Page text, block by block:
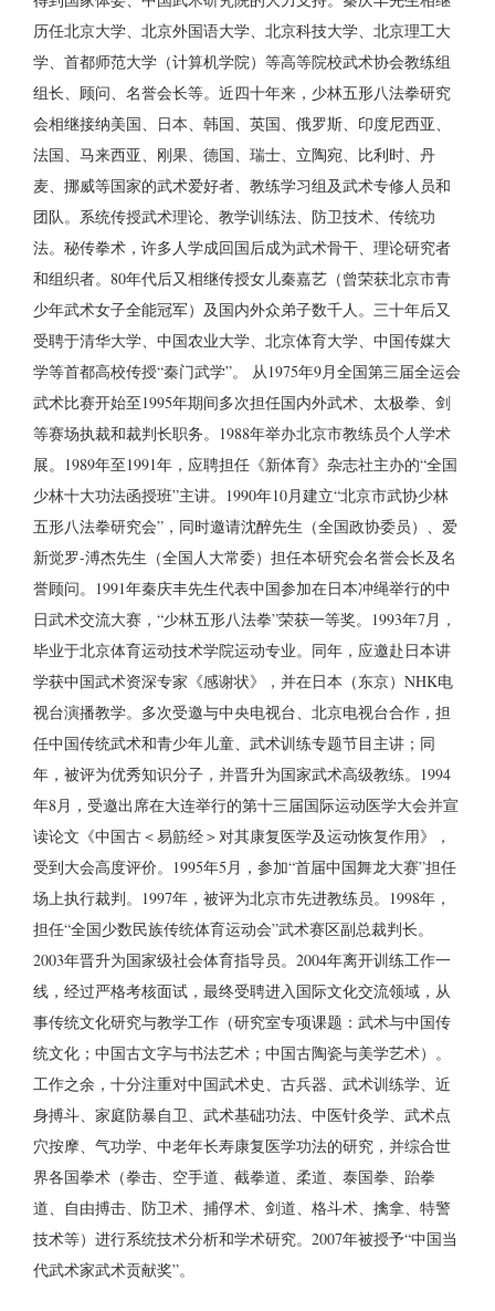
历任北京大学、北京外国语大学、北京科技大学、北京理工大
学、首都师范大学（计算机学院）等高等院校武术协会教练组
组长、顾问、名誉会长等。近四十年来，少林五形八法拳研究
会相继接纳美国、日本、韩国、英国、俄罗斯、印度尼西亚、
法国、马来西亚、刚果、德国、瑞士、立陶宛、比利时、丹
麦、挪威等国家的武术爱好者、教练学习组及武术专修人员和
团队。系统传授武术理论、教学训练法、防卫技术、传统功
法。秘传拳术，许多人学成回国后成为武术骨干、理论研究者
和组织者。80年代后又相继传授女儿秦嘉艺（曾荣获北京市青
少年武术女子全能冠军）及国内外众弟子数千人。三十年后又
受聘于清华大学、中国农业大学、北京体育大学、中国传媒大
学等首都高校传授“秦门武学”。 从1975年9月全国第三届全运会
武术比赛开始至1995年期间多次担任国内外武术、太极拳、剑
等赛场执裁和裁判长职务。1988年举办北京市教练员个人学术
展。1989年至1991年，应聘担任《新体育》杂志社主办的“全国
少林十大功法函授班”主讲。1990年10月建立“北京市武协少林
五形八法拳研究会”，同时邀请沈醉先生（全国政协委员）、爱
新觉罗-溥杰先生（全国人大常委）担任本研究会名誉会长及名
誉顾问。1991年秦庆丰先生代表中国参加在日本冲绳举行的中
日武术交流大赛，“少林五形八法拳”荣获一等奖。1993年7月，
毕业于北京体育运动技术学院运动专业。同年，应邀赴日本讲
学获中国武术资深专家《感谢状》，并在日本（东京）NHK电
视台演播教学。多次受邀与中央电视台、北京电视台合作，担
任中国传统武术和青少年儿童、武术训练专题节目主讲；同
年，被评为优秀知识分子，并晋升为国家武术高级教练。1994
年8月，受邀出席在大连举行的第十三届国际运动医学大会并宣
读论文《中国古＜易筋经＞对其康复医学及运动恢复作用》，
受到大会高度评价。1995年5月，参加“首届中国舞龙大赛”担任
场上执行裁判。1997年，被评为北京市先进教练员。1998年，
担任“全国少数民族传统体育运动会”武术赛区副总裁判长。
2003年晋升为国家级社会体育指导员。2004年离开训练工作一
线，经过严格考核面试，最终受聘进入国际文化交流领域，从
事传统文化研究与教学工作（研究室专项课题：武术与中国传
统文化；中国古文字与书法艺术；中国古陶瓷与美学艺术）。
工作之余，十分注重对中国武术史、古兵器、武术训练学、近
身搏斗、家庭防暴自卫、武术基础功法、中医针灸学、武术点
穴按摩、气功学、中老年长寿康复医学功法的研究，并综合世
界各国拳术（拳击、空手道、截拳道、柔道、泰国拳、跆拳
道、自由搏击、防卫术、捕俘术、剑道、格斗术、擒拿、特警
技术等）进行系统技术分析和学术研究。2007年被授予“中国当
代武术家武术贡献奖”。